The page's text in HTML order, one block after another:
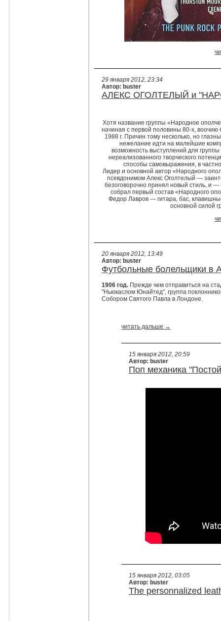
29 января 2012, 23:34
Автор: buster
АЛЕКС ОГОЛТЕЛЫЙ и
Хотя название группы «Народное
начиная с первой половины 80-х,
1988 г. Причин тому несколько, но
нежелание идти на малейшие
возможность выступлений для
нереализованного творческого
способы самовыражения, в
Лидер и основной автор «Народного
псевдонимом Алекс Оголтелый —
безоговорочно принял новый стиль, и
собрал первый состав «Народного
Федор Лавров — гитара, бас,
основной силой
20 января 2012, 13:49
Автор: buster
Футбольные болельщики в
1906 год. Прежде чем отправиться на
"Ньюкаслом Юнайтед", группа
Собором Святого Павла в Лондоне.
читать дальше →
15 января 2012, 20:59
Автор: buster
Поп механика
15 января 2012, 03:05
Автор: buster
The personnalized